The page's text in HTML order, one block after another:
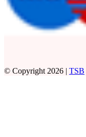
© Copyright 2026 | TSB